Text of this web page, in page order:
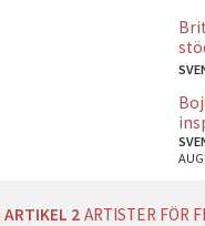
ARTIKEL 2 ARTISTER FÖR